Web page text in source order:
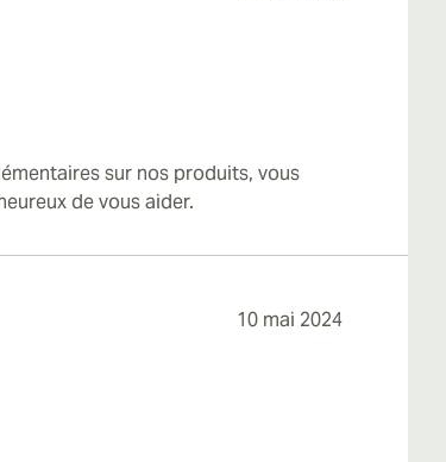
sur nos produits, vous
de vous aider.
10 mai 2024